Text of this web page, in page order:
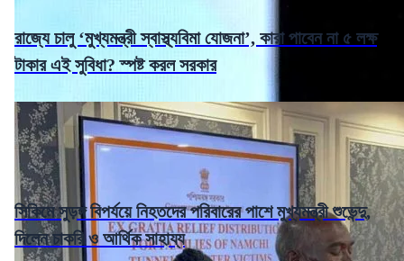
রাজ্যে চালু ‘মুখ্যমন্ত্রী স্বাস্থ্যবিমা যোজনা’, কারা পাবেন না ৫ লক্ষ
টাকার এই সুবিধা? স্পষ্ট করল সরকার
সিকিমে সুড়ঙ্গ বিপর্যয়ে নিহতদের পরিবারের পাশে মুখ্যমন্ত্রী শুভেন্দু,
দিলেন চাকরি ও আর্থিক সাহায্য